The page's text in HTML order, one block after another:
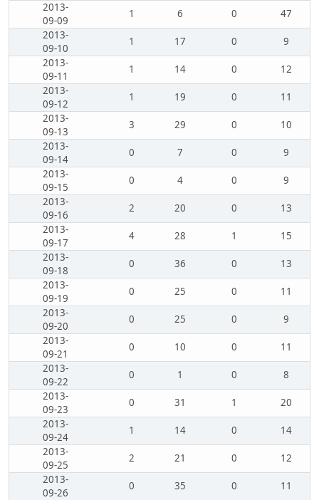
2013-
09-09
1 6 0
47
2013-
09-10
1 17 0
9
2013-
09-11
1 14 0
12
2013-
09-12
1 19 0
11
2013-
09-13
3 29 0
10
2013-
09-14
0 7 0
9
2013-
09-15
0 4 0
9
2013-
09-16
2 20 0
13
2013-
09-17
4 28 1
15
2013-
09-18
0 36 0
13
2013-
09-19
0 25 0
11
2013-
09-20
0 25 0
9
2013-
09-21
0 10 0
11
2013-
09-22
0 1 0
8
2013-
09-23
0 31 1
20
2013-
09-24
1 14 0
14
2013-
09-25
2 21 0
12
2013-
09-26
0 35 0
11